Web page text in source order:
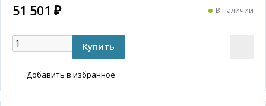
51 501 ₽ В наличии
Добавить в избранное